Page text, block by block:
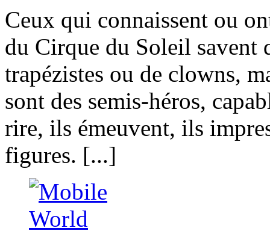
Ceux qui connaissent ou
du Cirque du Soleil savent
trapézistes ou de clowns,
sont des semis-héros,
rire, ils émeuvent, ils
figures. [...]